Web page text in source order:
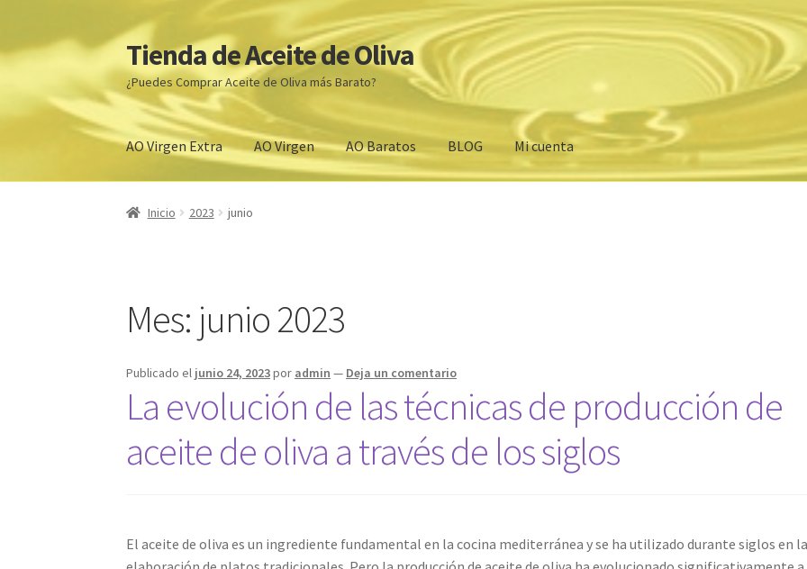
Ir
a
la
navegación
Ir
al
contenido
Tienda de Aceite de Oliva
¿Puedes Comprar Aceite de Oliva más Barato?
AO Virgen Extra AO Virgen AO Baratos BLOG Mi cuenta
Inicio ACEITES DE OLIVA VIRGEN EXTRA PREMIUM
Inicio 2023 junio
Mes: junio 2023
Publicado el junio 24, 2023por admin — Deja un comentario
La evolución de las técnicas de producción de
aceite de oliva a través de los siglos
El aceite de oliva es un ingrediente fundamental en la cocina mediterránea y se ha utilizado durante siglos en la